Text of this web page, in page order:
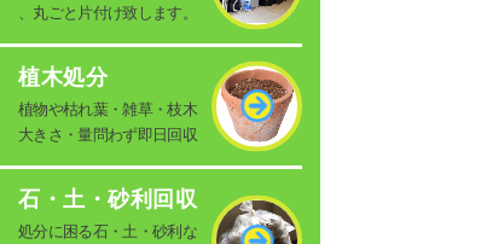
、丸ごと片付け致します。
植木処分
植物や枯れ葉・雑草・枝木
大きさ・量問わず即日回収
石・土・砂利回収
処分に困る石・土・砂利な